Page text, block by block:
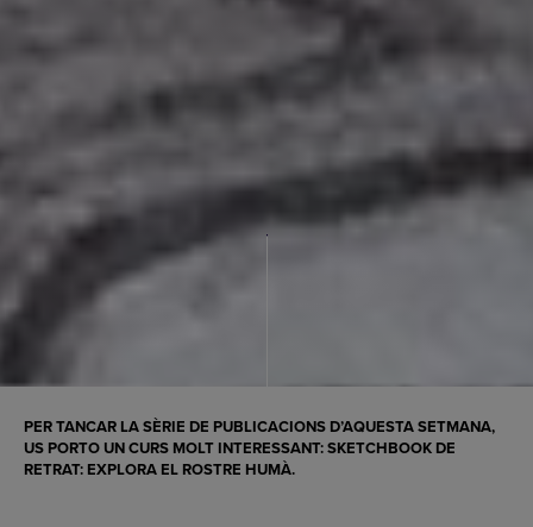
PER TANCAR LA SÈRIE DE PUBLICACIONS D’AQUESTA SETMANA,
US PORTO UN CURS MOLT INTERESSANT: SKETCHBOOK DE
RETRAT: EXPLORA EL ROSTRE HUMÀ.